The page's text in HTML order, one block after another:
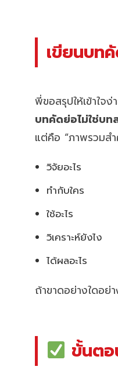
เขียนบท
พี่ขอสรุปให้เข้าใจ
บทคัดย่อไม่ใช่บท
แต่คือ “ภาพรวมส
วิจัยอะไร
ทำกับใคร
ใช้อะไร
วิเคราะห์ยังไง
ได้ผลอะไร
ถ้าขาดอย่างใดอย่
ขั้นตอ